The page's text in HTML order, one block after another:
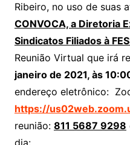
Ribeiro, no uso de suas
CONVOCA, a Diretoria
Sindicatos Filiados à
Reunião Virtual que irá
janeiro de 2021, às
endereço eletrônico:
https://
reunião: 811 5687 9298